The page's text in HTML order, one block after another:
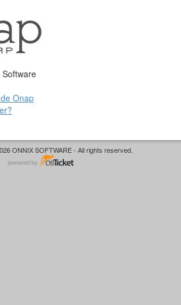
Onap
ONNIX SOFTWARE - All rights reserved.